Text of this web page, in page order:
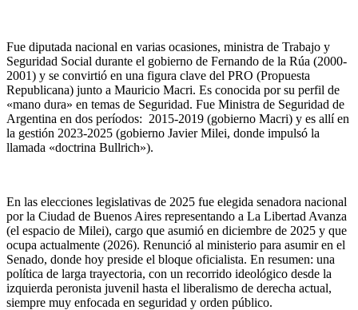
Fue diputada nacional en varias ocasiones, ministra de Trabajo y
Seguridad Social durante el gobierno de Fernando de la Rúa (2000-
2001) y se convirtió en una figura clave del PRO (Propuesta
Republicana) junto a Mauricio Macri. Es conocida por su perfil de
«mano dura» en temas de Seguridad. Fue Ministra de Seguridad de
Argentina en dos períodos: 2015-2019 (gobierno Macri) y es allí en
la gestión 2023-2025 (gobierno Javier Milei, donde impulsó la
llamada «doctrina Bullrich»).
En las elecciones legislativas de 2025 fue elegida senadora nacional
por la Ciudad de Buenos Aires representando a La Libertad Avanza
(el espacio de Milei), cargo que asumió en diciembre de 2025 y que
ocupa actualmente (2026). Renunció al ministerio para asumir en el
Senado, donde hoy preside el bloque oficialista. En resumen: una
política de larga trayectoria, con un recorrido ideológico desde la
izquierda peronista juvenil hasta el liberalismo de derecha actual,
siempre muy enfocada en seguridad y orden público.